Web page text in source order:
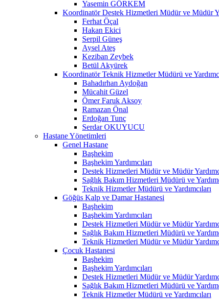
Yasemin GÖRKEM
Koordinatör Destek Hizmetleri Müdür ve Müdür
Ferhat Öçal
Hakan Ekici
Serpil Güneş
Aysel Ateş
Keziban Zeybek
Betül Akyürek
Koordinatör Teknik Hizmetler Müdürü ve
Bahadırhan Aydoğan
Mücahit Güzel
Ömer Faruk Aksoy
Ramazan Önal
Erdoğan Tunç
Serdar OKUYUCU
Hastane Yönetimleri
Genel Hastane
Başhekim
Başhekim Yardımcıları
Destek Hizmetleri Müdür ve Müdür
Sağlık Bakım Hizmetleri Müdürü ve
Teknik Hizmetler Müdürü ve Yardımcıları
Göğüs Kalp ve Damar Hastanesi
Başhekim
Başhekim Yardımcıları
Destek Hizmetleri Müdür ve Müdür
Sağlık Bakım Hizmetleri Müdürü ve
Teknik Hizmetleri Müdür ve Müdür
Çocuk Hastanesi
Başhekim
Başhekim Yardımcıları
Destek Hizmetleri Müdür ve Müdür
Sağlık Bakım Hizmetleri Müdürü ve
Teknik Hizmetler Müdürü ve Yardımcıları